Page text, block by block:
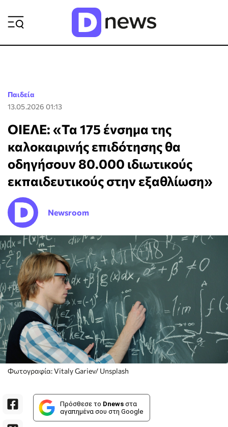
Παιδεία
13.05.2026 01:13
ΟΙΕΛΕ: «Τα 175 ένσημα της
καλοκαιρινής επιδότησης θα
οδηγήσουν 80.000 ιδιωτικούς
εκπαιδευτικούς στην εξαθλίωση»
Newsroom
Φωτογραφία: Vitaly Gariev/ Unsplash
Πρόσθεσε το Dnews στα
αγαπημένα σου στη Google